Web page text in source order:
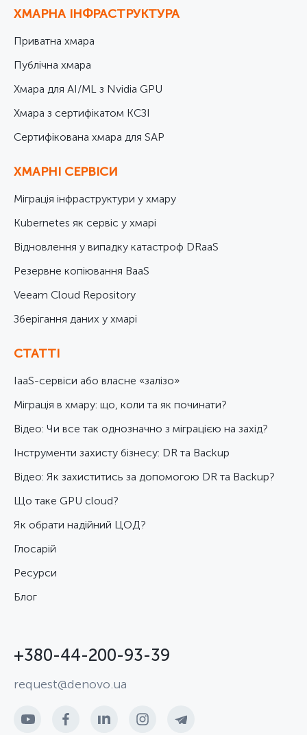
ХМАРНА ІНФРАСТРУКТУРА
Приватна хмара
Публічна хмара
Хмара для AI/ML з Nvidia GPU
Хмара з сертифікатом КСЗІ
Cертифікована хмара для SAP
ХМАРНІ СЕРВІСИ
Міграція інфраструктури у хмару
Kubernetes як сервіс у хмарі
Відновлення у випадку катастроф DRaaS
Резервне копіювання BaaS
Veeam Cloud Repository
Зберігання даних у хмарі
СТАТТІ
IaaS-сервіси або власне «залізо»
Міграція в хмару: що, коли та як починати?
Відео: Чи все так однозначно з міграцією на захід?
Інструменти захисту бізнесу: DR та Backup
Відео: Як захиститись за допомогою DR та Backup?
Що таке GPU cloud?
Як обрати надійний ЦОД?
Глосарій
Ресурси
Блог
+380-44-200-93-39
request@denovo.ua